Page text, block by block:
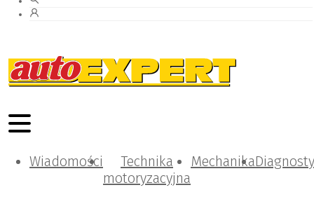
Wiadomości
Technika
motoryzacyjna
Mechanika